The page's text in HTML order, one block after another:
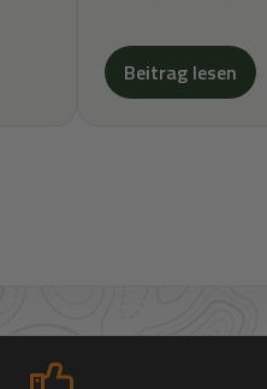
Beitrag lesen